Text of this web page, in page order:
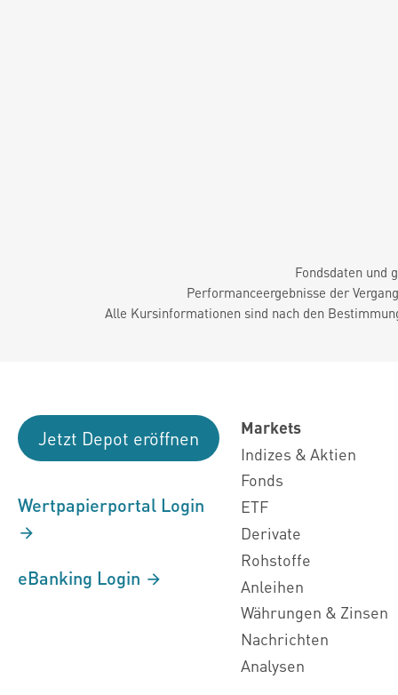
Fondsdaten und
Performanceergebnisse der
Alle Kursinformationen sind nach den
Jetzt Depot eröffnen
Wertpapierportal Login
eBanking Login
Markets
Indizes & Aktien
Fonds
ETF
Derivate
Rohstoffe
Anleihen
Währungen & Zinsen
Nachrichten
Analysen